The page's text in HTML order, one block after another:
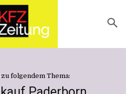
folgendem Thema: